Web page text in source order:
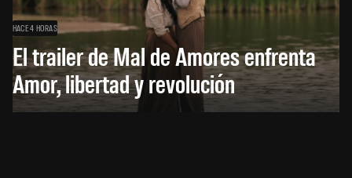
HACE 4 HORAS
El trailer de Mal de Amores enfrenta
Amor, libertad y revolución